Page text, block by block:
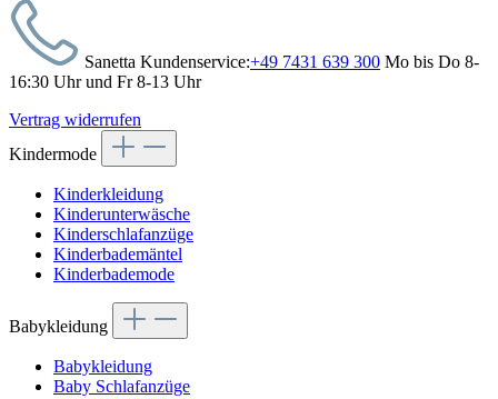
Sanetta Kundenservice:+49 7431 639 300 Mo bis Do 8-
16:30 Uhr und Fr 8-13 Uhr
Vertrag widerrufen
Kindermode
Kinderkleidung
Kinderunterwäsche
Kinderschlafanzüge
Kinderbademäntel
Kinderbademode
Babykleidung
Babykleidung
Baby Schlafanzüge